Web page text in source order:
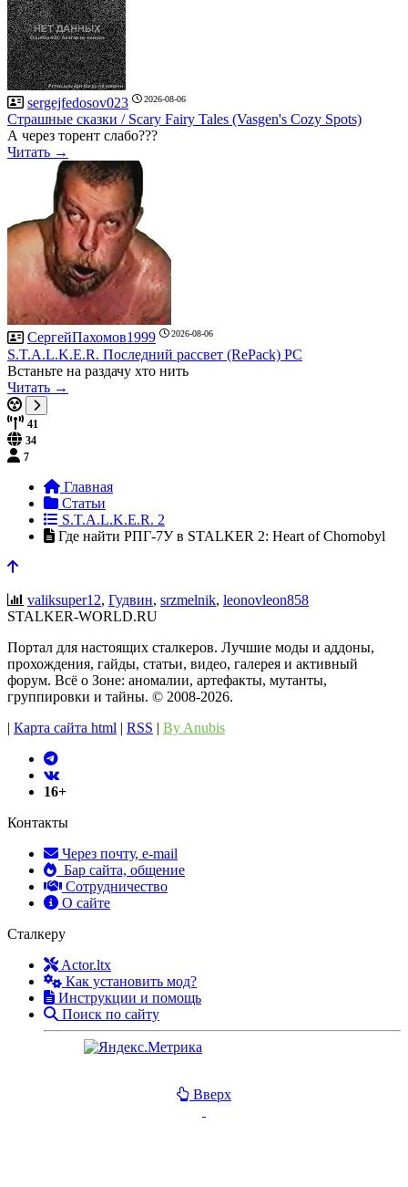
sergejfedosov023 2026-08-06
Страшные сказки / Scary Fairy Tales (Vasgen's Cozy Spots)
А через торент слабо???
Читать →
СергейПахомов1999 2026-08-06
S.T.A.L.K.E.R. Последний рассвет (RePack) PC
Встаньте на раздачу хто нить
Читать →
41
34
7
Главная
Статьи
S.T.A.L.K.E.R. 2
Где найти РПГ-7У в STALKER 2: Heart of Chornobyl
valiksuper12, Гудвин, srzmelnik, leonovleon858
STALKER-WORLD.RU
Портал для настоящих сталкеров. Лучшие моды и аддоны,
прохождения, гайды, статьи, видео, галерея и активный
форум. Всё о Зоне: аномалии, артефакты, мутанты,
группировки и тайны. ©️ 2008-2026.
| Карта сайта html | RSS | By Anubis
16+
Контакты
Через почту, e-mail
Бар сайта, общение
Сотрудничество
О сайте
Сталкеру
Actor.ltx
Как установить мод?
Инструкции и помощь
Поиск по сайту
Вверх